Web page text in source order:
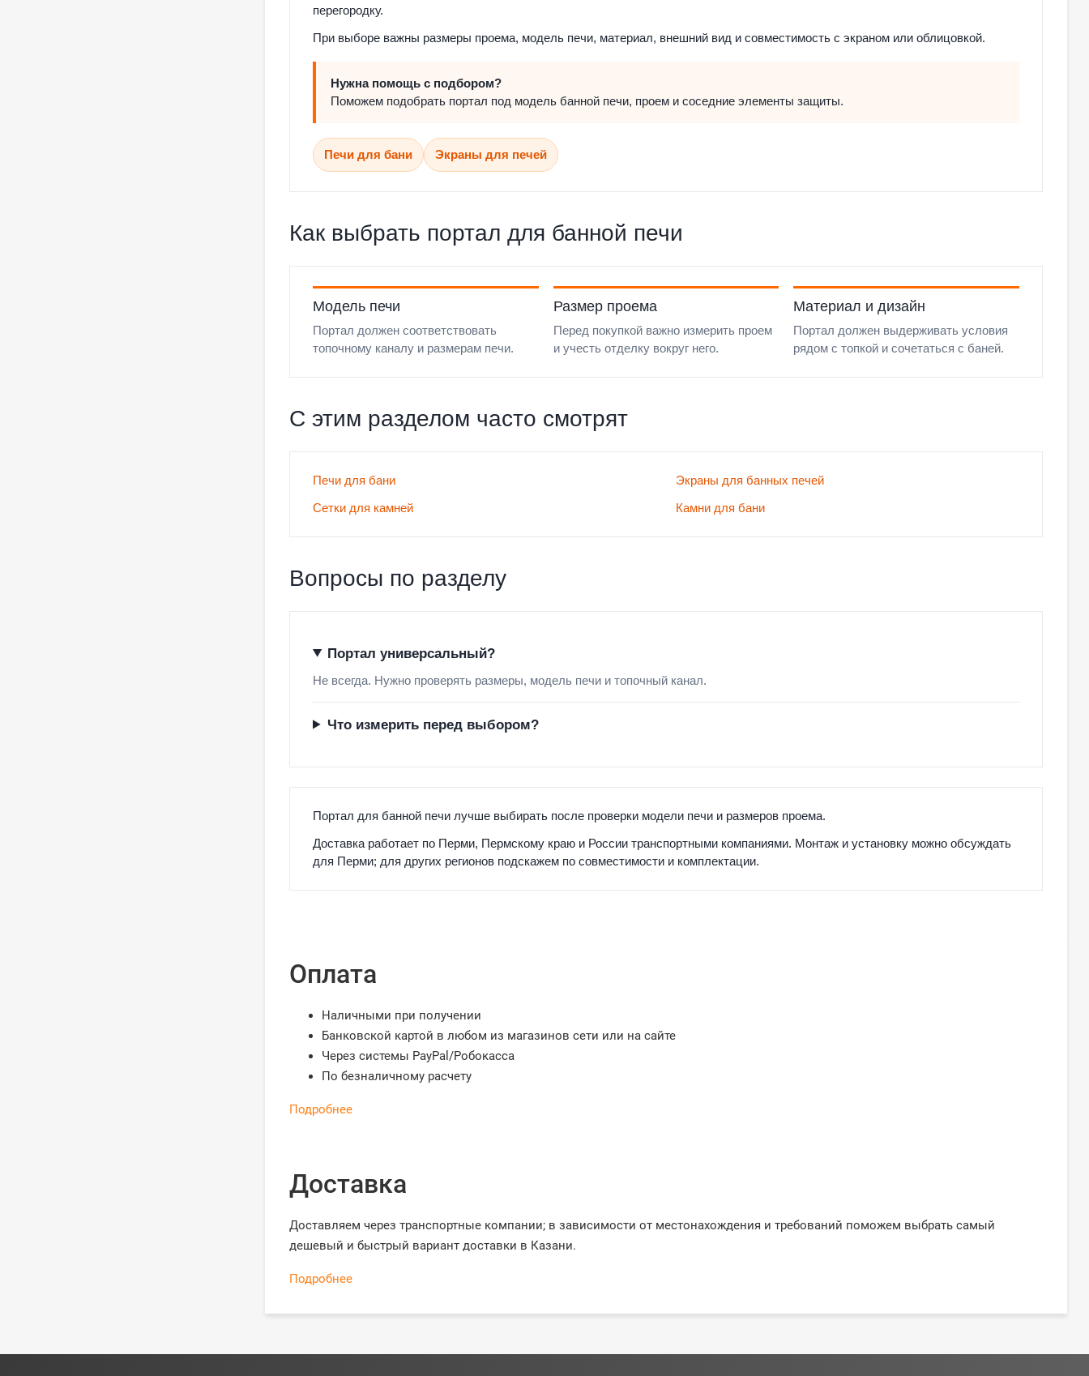
перегородку.
При выборе важны размеры проема, модель печи, материал, внешний вид и совместимость с экраном или облицовкой.
Нужна помощь с подбором?
Поможем подобрать портал под модель банной печи, проем и соседние элементы защиты.
Печи для бани Экраны для печей
Как выбрать портал для банной печи
Модель печи
Портал должен соответствовать
топочному каналу и размерам печи.
Размер проема
Перед покупкой важно измерить проем
и учесть отделку вокруг него.
Материал и дизайн
Портал должен выдерживать условия
рядом с топкой и сочетаться с баней.
С этим разделом часто смотрят
Печи для бани
Экраны для банных печей
Сетки для камней
Камни для бани
Вопросы по разделу
Портал универсальный?
Не всегда. Нужно проверять размеры, модель печи и топочный канал.
Что измерить перед выбором?
Портал для банной печи лучше выбирать после проверки модели печи и размеров проема.
Доставка работает по Перми, Пермскому краю и России транспортными компаниями. Монтаж и установку можно обсуждать
для Перми; для других регионов подскажем по совместимости и комплектации.
Оплата
Наличными при получении
Банковской картой в любом из магазинов сети или на сайте
Через системы PayPal/Робокасса
По безналичному расчету
Подробнее
Доставка
Доставляем через транспортные компании; в зависимости от местонахождения и требований поможем выбрать самый
дешевый и быстрый вариант доставки в Казани.
Подробнее